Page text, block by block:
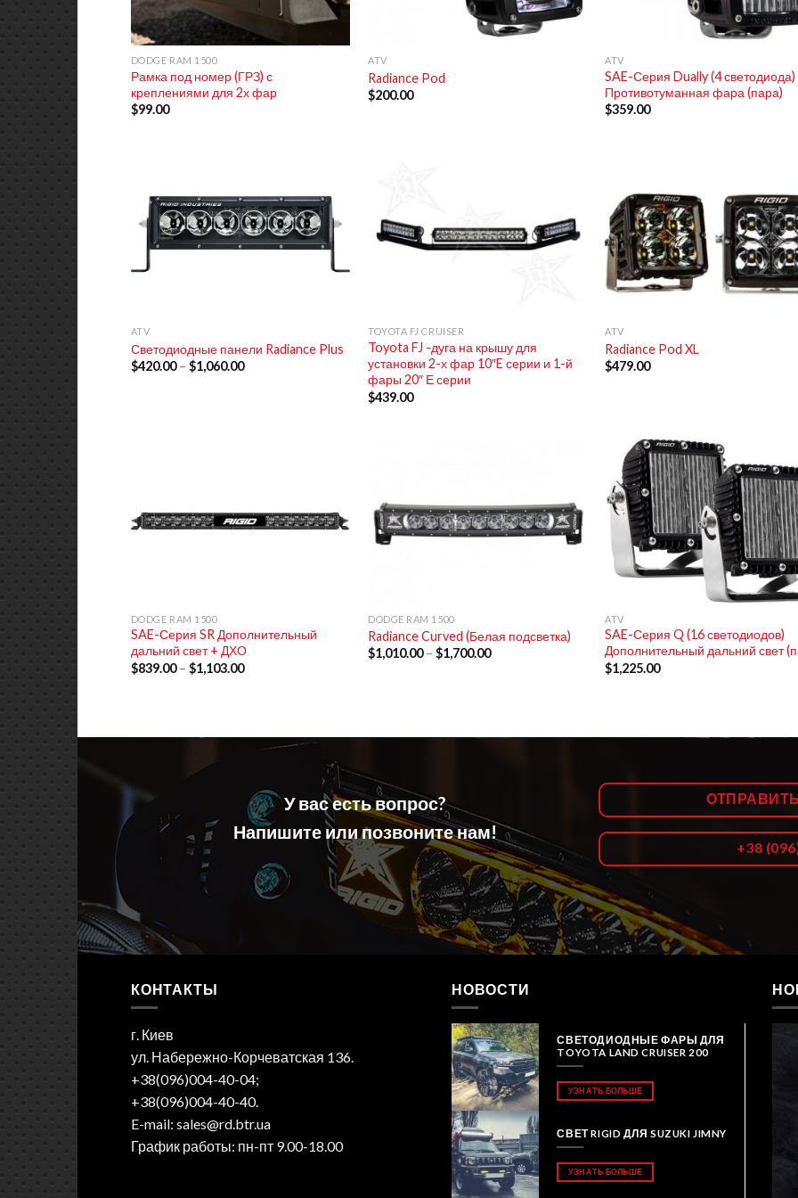
+
DODGE RAM 1500
Рамка под номер (ГРЗ) с
креплениями для 2х фар
$99.00
ATV
Radiance Pod
$200.00
ATV
SAE-Серия Dually (4 светодиода)
Противотуманная фара (пара)
$359.00
ATV
Светодиодные панели Radiance Plus
$420.00– $1,060.00
TOYOTA FJ CRUISER
Toyota FJ -дуга на крышу для
установки 2-х фар 10″E серии и 1-й
фары 20″ Е серии
$439.00
ATV
Radiance Pod XL
$479.00
DODGE RAM 1500
SAE-Серия SR Дополнительный
дальний свет + ДХО
$839.00– $1,103.00
DODGE RAM 1500
Radiance Curved (Белая подсветка)
$1,010.00–$1,700.00
ATV
SAE-Серия Q (16 светодиодов)
Дополнительный дальний свет
$1,225.00
У вас есть вопрос?
Напишите или позвоните нам!
+38
КОНТАКТЫ
г. Киев
ул. Набережно-Корчеватская 136.
+38(096)004-40-04;
+38(096)004-40-40.
E-mail: sales@rd.btr.ua
График работы: пн-пт 9.00-18.00
НОВОСТИ
СВЕТОДИОДНЫЕ ФАРЫ ДЛЯ
TOYOTA LAND CRUISER 200
УЗНАТЬ БОЛЬШЕ
СВЕТ RIGID ДЛЯ SUZUKI JIMNY
УЗНАТЬ БОЛЬШЕ